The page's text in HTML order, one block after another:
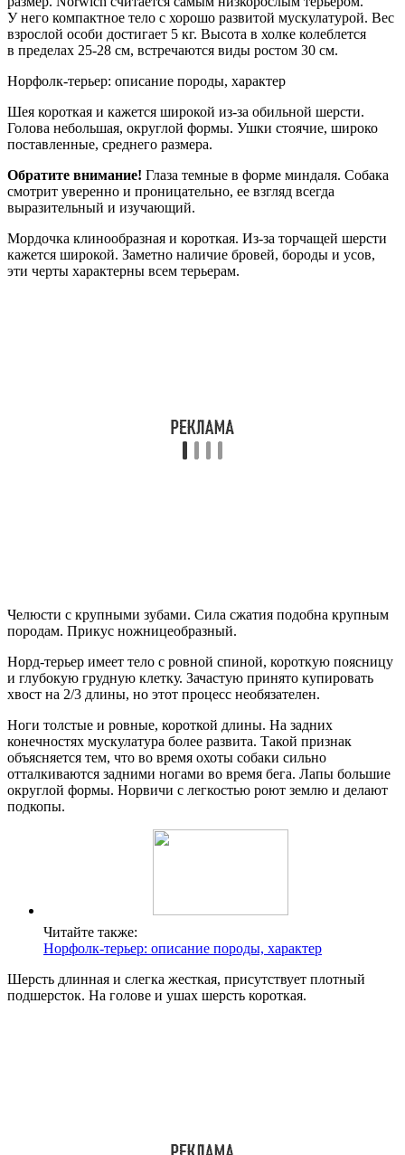
У него компактное тело с хорошо развитой мускулатурой. Вес
взрослой особи достигает 5 кг. Высота в холке колеблется
в пределах 25-28 см, встречаются виды ростом 30 см.
Норфолк-терьер: описание породы, характер
Шея короткая и кажется широкой из-за обильной шерсти.
Голова небольшая, округлой формы. Ушки стоячие, широко
поставленные, среднего размера.
Обратите внимание! Глаза темные в форме миндаля. Собака
смотрит уверенно и проницательно, ее взгляд всегда
выразительный и изучающий.
Мордочка клинообразная и короткая. Из-за торчащей шерсти
кажется широкой. Заметно наличие бровей, бороды и усов,
эти черты характерны всем терьерам.
Челюсти с крупными зубами. Сила сжатия подобна крупным
породам. Прикус ножницеобразный.
Норд-терьер имеет тело с ровной спиной, короткую поясницу
и глубокую грудную клетку. Зачастую принято купировать
хвост на 2/3 длины, но этот процесс необязателен.
Ноги толстые и ровные, короткой длины. На задних
конечностях мускулатура более развита. Такой признак
объясняется тем, что во время охоты собаки сильно
отталкиваются задними ногами во время бега. Лапы большие
округлой формы. Норвичи с легкостью роют землю и делают
подкопы.
Читайте также:
Норфолк-терьер: описание породы, характер
Шерсть длинная и слегка жесткая, присутствует плотный
подшерсток. На голове и ушах шерсть короткая.